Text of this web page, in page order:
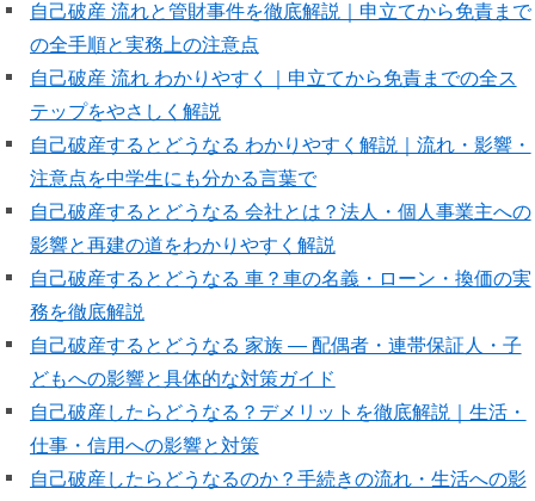
自己破産 流れと管財事件を徹底解説｜申立てから免責まで
の全手順と実務上の注意点
自己破産 流れ わかりやすく｜申立てから免責までの全ス
テップをやさしく解説
自己破産するとどうなる わかりやすく解説｜流れ・影響・
注意点を中学生にも分かる言葉で
自己破産するとどうなる 会社とは？法人・個人事業主への
影響と再建の道をわかりやすく解説
自己破産するとどうなる 車？車の名義・ローン・換価の実
務を徹底解説
自己破産するとどうなる 家族 — 配偶者・連帯保証人・子
どもへの影響と具体的な対策ガイド
自己破産したらどうなる？デメリットを徹底解説｜生活・
仕事・信用への影響と対策
自己破産したらどうなるのか？手続きの流れ・生活への影